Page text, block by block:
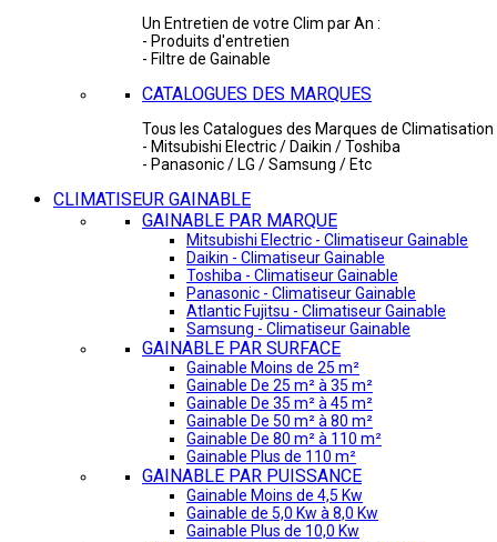
Un Entretien de votre Clim par An :
- Produits d'entretien
- Filtre de Gainable
CATALOGUES DES MARQUES
Tous les Catalogues des Marques de Climatisation
- Mitsubishi Electric / Daikin / Toshiba
- Panasonic / LG / Samsung / Etc
CLIMATISEUR GAINABLE
GAINABLE PAR MARQUE
Mitsubishi Electric - Climatiseur Gainable
Daikin - Climatiseur Gainable
Toshiba - Climatiseur Gainable
Panasonic - Climatiseur Gainable
Atlantic Fujitsu - Climatiseur Gainable
Samsung - Climatiseur Gainable
GAINABLE PAR SURFACE
Gainable Moins de 25 m²
Gainable De 25 m² à 35 m²
Gainable De 35 m² à 45 m²
Gainable De 50 m² à 80 m²
Gainable De 80 m² à 110 m²
Gainable Plus de 110 m²
GAINABLE PAR PUISSANCE
Gainable Moins de 4,5 Kw
Gainable de 5,0 Kw à 8,0 Kw
Gainable Plus de 10,0 Kw